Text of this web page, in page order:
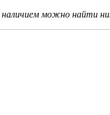
наличием можно найти